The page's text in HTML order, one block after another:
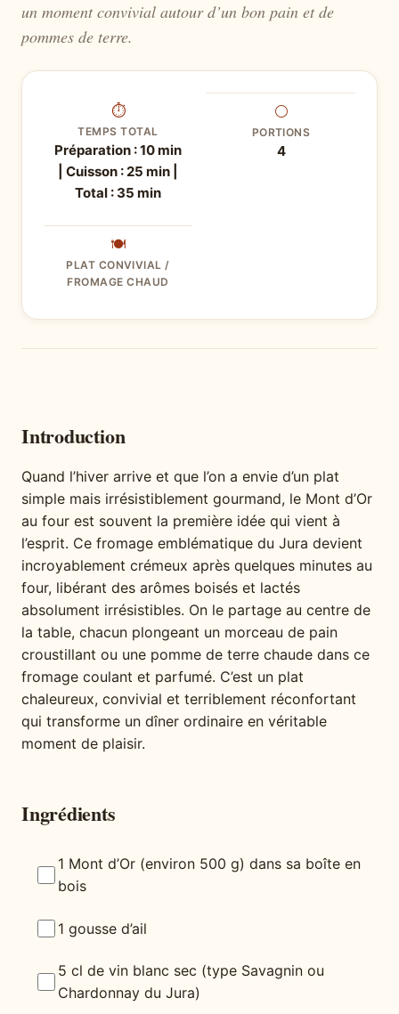
un moment convivial autour d’un bon pain et de
pommes de terre.
⏱
TEMPS TOTAL
Préparation : 10 min
| Cuisson : 25 min |
Total : 35 min
⚪
PORTIONS
4
🍽
PLAT CONVIVIAL /
FROMAGE CHAUD
Introduction
Quand l’hiver arrive et que l’on a envie d’un plat
simple mais irrésistiblement gourmand, le Mont d’Or
au four est souvent la première idée qui vient à
l’esprit. Ce fromage emblématique du Jura devient
incroyablement crémeux après quelques minutes au
four, libérant des arômes boisés et lactés
absolument irrésistibles. On le partage au centre de
la table, chacun plongeant un morceau de pain
croustillant ou une pomme de terre chaude dans ce
fromage coulant et parfumé. C’est un plat
chaleureux, convivial et terriblement réconfortant
qui transforme un dîner ordinaire en véritable
moment de plaisir.
Ingrédients
1 Mont d’Or (environ 500 g) dans sa boîte en
bois
1 gousse d’ail
5 cl de vin blanc sec (type Savagnin ou
Chardonnay du Jura)